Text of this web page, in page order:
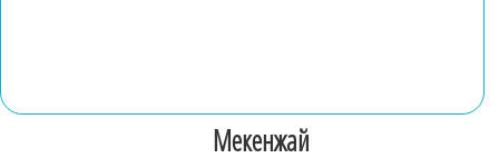
Мекенжай